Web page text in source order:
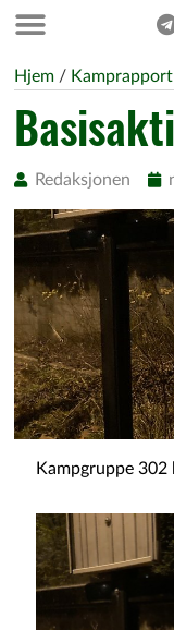
Hjem / Kamprapport
Redaksjonen
Kampgruppe